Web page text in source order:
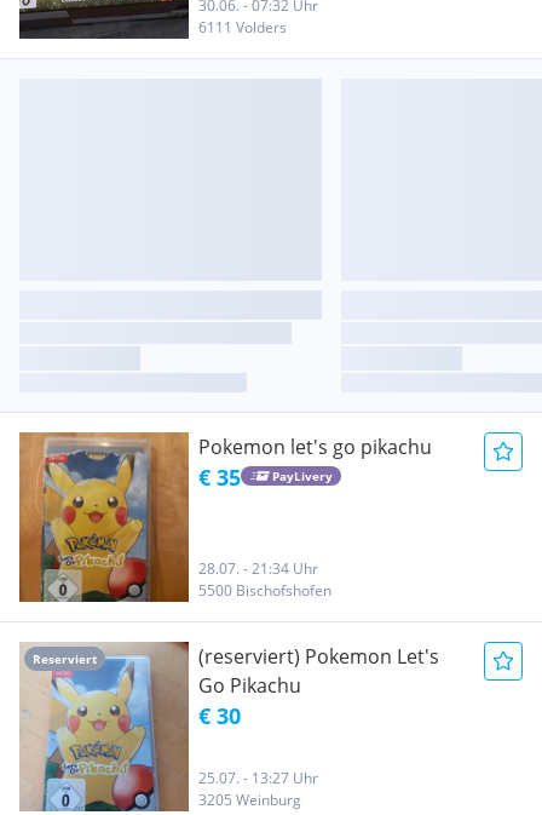
30.06. - 07:32 Uhr
6111 Volders
Pokemon let's go pikachu
€ 35 PayLivery
28.07. - 21:34 Uhr
5500 Bischofshofen
Reserviert
(reserviert) Pokemon Let's
Go Pikachu
€ 30
25.07. - 13:27 Uhr
3205 Weinburg